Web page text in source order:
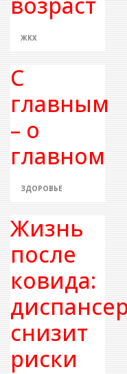
ЖКХ
С
главным
– о
главном
ЗДОРОВЬЕ
Жизнь
после
ковида:
снизит
риски